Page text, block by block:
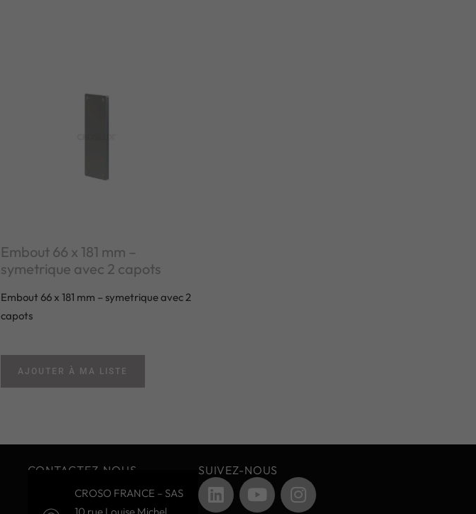
Embout 66 x 181 mm –
symetrique avec 2 capots
Embout 66 x 181 mm – symetrique avec 2
capots
AJOUTER À MA LISTE
CONTACTEZ-NOUS
CROSO FRANCE – SAS
10 rue Louise Michel
SUIVEZ-NOUS